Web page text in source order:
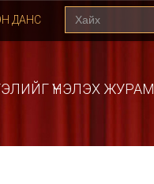
ДАНС
ҮНЭЛЭХ ЖУРАМ